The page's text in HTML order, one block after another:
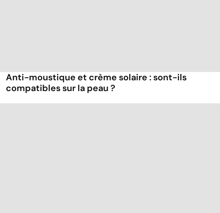
Anti-moustique et crème solaire : sont-ils
compatibles sur la peau ?